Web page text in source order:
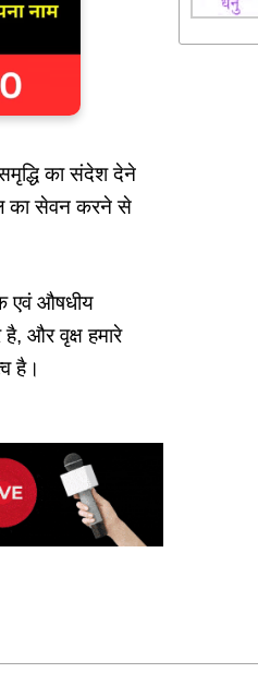
का संदेश देने
का सेवन करने से
एवं औषधीय
और वृक्ष हमारे
है।